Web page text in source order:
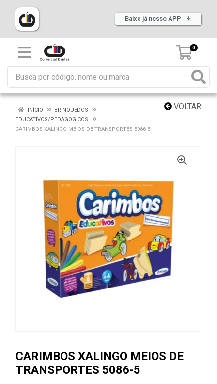
Baixe já nosso APP
0
VOLTAR
INÍCIO
BRINQUEDOS
EDUCATIVOS/PEDAGOGICOS
CARIMBOS XALINGO MEIOS DE TRANSPORTES 5086-5
CARIMBOS XALINGO MEIOS DE
TRANSPORTES 5086-5